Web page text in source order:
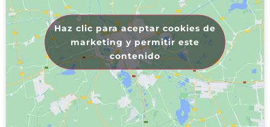
Haz clic para aceptar cookies de
marketing y permitir este
contenido